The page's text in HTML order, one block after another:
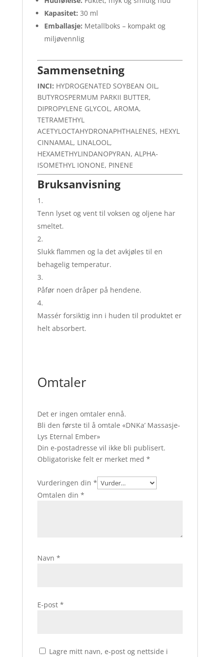
Kapasitet: 30 ml
Emballasje: Metallboks – kompakt og
miljøvennlig
Sammensetning
INCI: HYDROGENATED SOYBEAN OIL,
BUTYROSPERMUM PARKII BUTTER,
DIPROPYLENE GLYCOL, AROMA,
TETRAMETHYL
ACETYLOCTAHYDRONAPHTHALENES, HEXYL
CINNAMAL, LINALOOL,
HEXAMETHYLINDANOPYRAN, ALPHA-
ISOMETHYL IONONE, PINENE
Bruksanvisning
Tenn lyset og vent til voksen og oljene har
smeltet.
Slukk flammen og la det avkjøles til en
behagelig temperatur.
Påfør noen dråper på hendene.
Massér forsiktig inn i huden til produktet er
helt absorbert.
Omtaler
Det er ingen omtaler ennå.
Bli den første til å omtale «DNKa’ Massasje-
Lys Eternal Ember»
Din e-postadresse vil ikke bli publisert.
Obligatoriske felt er merket med *
Vurderingen din *
Omtalen din *
Navn *
E-post *
Lagre mitt navn, e-post og nettside i